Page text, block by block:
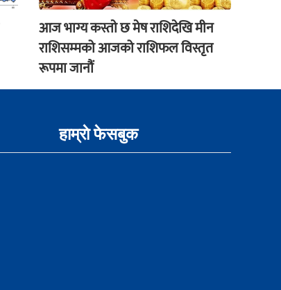
आज भाग्य कस्ताे छ मेष राशिदेखि मीन
राशिसम्मको आजको राशिफल विस्तृत
रूपमा जानौं
हाम्राे फेसबुक